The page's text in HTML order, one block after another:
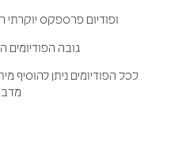
ופודיום פרספקס יוקרתי
גובה הפודיומים הינו
לכל הפודיומים ניתן להוסיף